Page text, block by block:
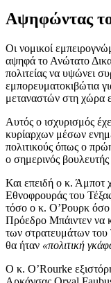
Αψηφώντας το
Οι νομικοί
αψηφά το Ανώτατο
πολιτείας να υψώνει
εμπορευματοκιβώτια
μεταναστών στη χώρα
Αυτός ο ισχυρισμός
κυρίαρχων μέσων
πολιτικούς όπως ο
ο σημερινός
Και επειδή ο κ. Άμποτ
Εθνοφρουράς του
τόσο ο κ. Ο’Ρουρκ όσο
Πρόεδρο Μπάιντεν να
των στρατευμάτων του
θα ήταν «πολιτική
Ο κ. O’Rourke